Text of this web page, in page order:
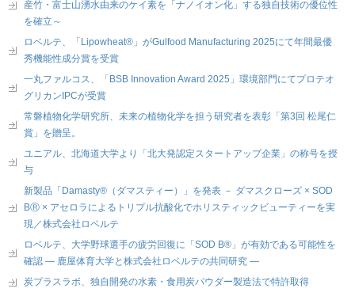
産竹・富士山湧水由来のケイ素を「ナノイオン化」する独自技術の優位性
を確立～
ロベルテ、「Lipowheat®」がGulfood Manufacturing 2025にて年間最優
秀機能性成分賞を受賞
一丸ファルコス、「BSB Innovation Award 2025」環境部門にてプロテオ
グリカンIPCが受賞
常磐植物化学研究所、未来の植物化学を担う研究者を表彰「第3回 松尾仁
賞」を贈呈。
ユニアル、北海道大学より「北大発認定スタートアップ企業」の称号を授
与
新製品「Damasty®（ダマスティー）」を発表 － ダマスクローズ × SOD
BⓇ × アセロラによるトリプル抗酸化でホリスティックビューティーを実
現／株式会社ロベルテ
ロベルテ、大学野球選手の疲労回復に「SOD B®」が有効である可能性を
確認 ― 鹿屋体育大学と株式会社ロベルテの共同研究 ―
炭プラスラボ、独自開発の水素・食用炭パウダー製造法で特許取得